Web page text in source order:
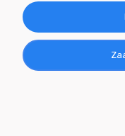
Obsługa zamówień
O nas